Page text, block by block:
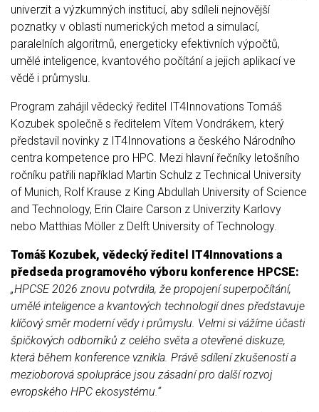
univerzit a výzkumných institucí, aby sdíleli nejnovější
poznatky v oblasti numerických metod a simulací,
paralelních algoritmů, energeticky efektivních výpočtů,
umělé inteligence, kvantového počítání a jejich aplikací ve
vědě i průmyslu.
Program zahájil vědecký ředitel IT4Innovations Tomáš
Kozubek společně s ředitelem Vítem Vondrákem, který
představil novinky z IT4Innovations a českého Národního
centra kompetence pro HPC. Mezi hlavní řečníky letošního
ročníku patřili například Martin Schulz z Technical University
of Munich, Rolf Krause z King Abdullah University of Science
and Technology, Erin Claire Carson z Univerzity Karlovy
nebo Matthias Möller z Delft University of Technology.
Tomáš Kozubek, vědecký ředitel IT4Innovations a
předseda programového výboru konference HPCSE:
„HPCSE 2026 znovu potvrdila, že propojení superpočítání,
umělé inteligence a kvantových technologií dnes představuje
klíčový směr moderní vědy i průmyslu. Velmi si vážíme účasti
špičkových odborníků z celého světa a otevřené diskuze,
která během konference vznikla. Právě sdílení zkušeností a
mezioborová spolupráce jsou zásadní pro další rozvoj
evropského HPC ekosystému.“